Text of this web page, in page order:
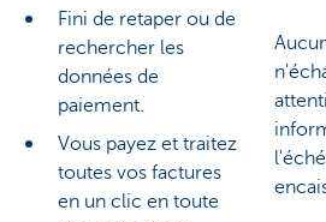
Fini de retaper ou de
rechercher les
données de
paiement.
Vous payez et traitez
toutes vos factures
en un clic en toute